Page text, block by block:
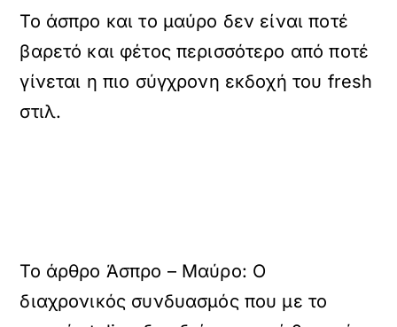
Το άσπρο και το μαύρο δεν είναι ποτέ
βαρετό και φέτος περισσότερο από ποτέ
γίνεται η πιο σύγχρονη εκδοχή του fresh
στιλ.
To άρθρο Άσπρο – Μαύρο: O
διαχρονικός συνδυασμός που με το